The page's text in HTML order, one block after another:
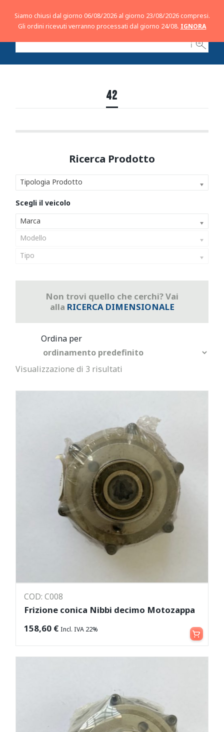
ℹ
42
Tipologia Prodotto
Marca
Modello
Tipo
Non trovi quello che cerchi? Vai
alla RICERCA DIMENSIONALE
Visualizzazione di 3 risultati
COD: C008
Frizione conica Nibbi decimo Motozappa
158,60 € Incl. IVA 22% Aggiungi al carrello
Siamo chiusi dal giorno 06/08/2026 al giorno 23/08/2026 compresi.
Gli ordini ricevuti verranno processati dal giorno 24/08. IGNORA